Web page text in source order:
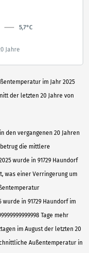
im Jahr 2025
der letzten 20 Jahre von
den vergangenen 20 Jahren
die mittlere
wurde in 91729 Haundorf
was einer Verringerung um
wurde in 91729 Haundorf im
Tage mehr
im August der letzten 20
Außentemperatur in
5,7°C
Jahre